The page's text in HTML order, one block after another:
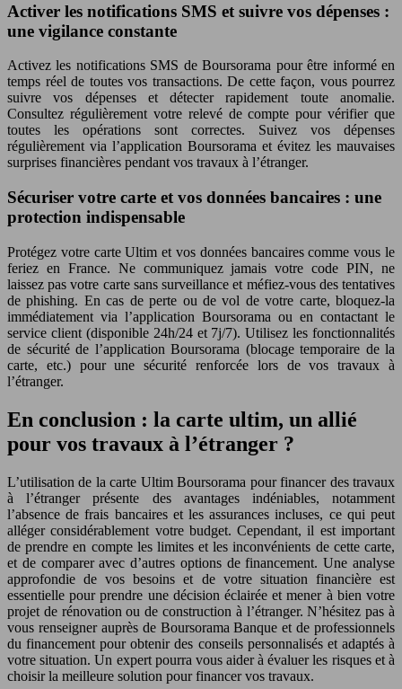
Activer les notifications SMS et suivre vos dépenses :
une vigilance constante
Activez les notifications SMS de Boursorama pour être informé en
temps réel de toutes vos transactions. De cette façon, vous pourrez
suivre vos dépenses et détecter rapidement toute anomalie.
Consultez régulièrement votre relevé de compte pour vérifier que
toutes les opérations sont correctes. Suivez vos dépenses
régulièrement via l’application Boursorama et évitez les mauvaises
surprises financières pendant vos travaux à l’étranger.
Sécuriser votre carte et vos données bancaires : une
protection indispensable
Protégez votre carte Ultim et vos données bancaires comme vous le
feriez en France. Ne communiquez jamais votre code PIN, ne
laissez pas votre carte sans surveillance et méfiez-vous des tentatives
de phishing. En cas de perte ou de vol de votre carte, bloquez-la
immédiatement via l’application Boursorama ou en contactant le
service client (disponible 24h/24 et 7j/7). Utilisez les fonctionnalités
de sécurité de l’application Boursorama (blocage temporaire de la
carte, etc.) pour une sécurité renforcée lors de vos travaux à
l’étranger.
En conclusion : la carte ultim, un allié
pour vos travaux à l’étranger ?
L’utilisation de la carte Ultim Boursorama pour financer des travaux
à l’étranger présente des avantages indéniables, notamment
l’absence de frais bancaires et les assurances incluses, ce qui peut
alléger considérablement votre budget. Cependant, il est important
de prendre en compte les limites et les inconvénients de cette carte,
et de comparer avec d’autres options de financement. Une analyse
approfondie de vos besoins et de votre situation financière est
essentielle pour prendre une décision éclairée et mener à bien votre
projet de rénovation ou de construction à l’étranger. N’hésitez pas à
vous renseigner auprès de Boursorama Banque et de professionnels
du financement pour obtenir des conseils personnalisés et adaptés à
votre situation. Un expert pourra vous aider à évaluer les risques et à
choisir la meilleure solution pour financer vos travaux.